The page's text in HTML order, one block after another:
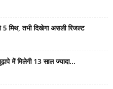
मिथ, तभी दिखेगा असली रिजल्ट
में मिलेगी 13 साल ज्यादा...